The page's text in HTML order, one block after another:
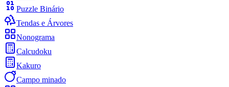
Puzzle Binário
Tendas e Árvores
Nonograma
Calcudoku
Kakuro
Campo minado